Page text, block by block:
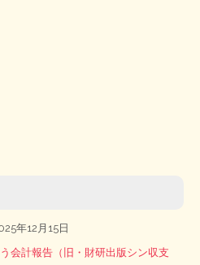
年12月15日
会計報告（旧・財研出版シン収支